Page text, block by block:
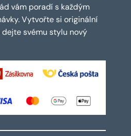
vám poradí s každým
Vytvořte si originální
svému stylu nový